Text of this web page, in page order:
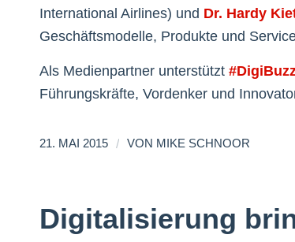
International Airlines) und Dr. Hardy
Geschäftsmodelle, Produkte und
Als Medienpartner unterstützt
Führungskräfte, Vordenker und
21. MAI 2015 / VON MIKE SCHNOOR
Digitalisierung